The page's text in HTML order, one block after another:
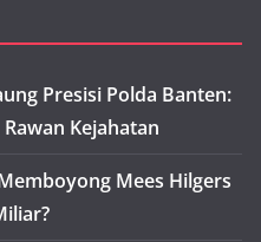
Presisi Polda Banten:
Kejahatan
Mees Hilgers